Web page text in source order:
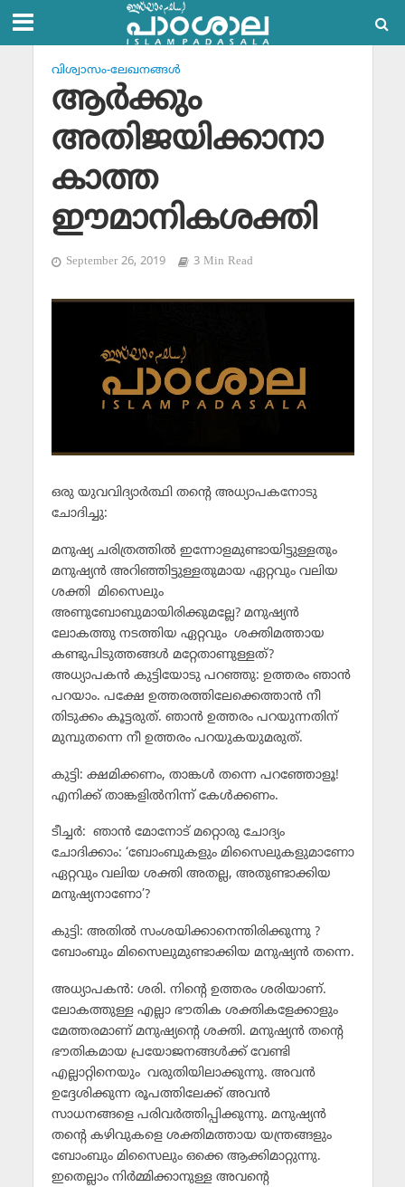
വിശ്വാസം-ലേഖനങ്ങള്‍
ആര്‍ക്കും
അതിജയിക്കാനാ
കാത്ത
ഈമാനികശക്തി
September 26, 2019 3 Min Read
ഒരു യുവവിദ്യാര്‍ത്ഥി തന്റെ അധ്യാപകനോടു
ചോദിച്ചു:
മനുഷ്യ ചരിത്രത്തില്‍ ഇന്നോളമുണ്ടായിട്ടുള്ളതും
മനുഷ്യന്‍ അറിഞ്ഞിട്ടുള്ളതുമായ ഏറ്റവും വലിയ
ശക്തി മിസൈലും
അണുബോബുമായിരിക്കുമല്ലേ? മനുഷ്യന്‍
ലോകത്തു നടത്തിയ ഏറ്റവും ശക്തിമത്തായ
കണ്ടുപിടുത്തങ്ങള്‍ മറ്റേതാണുള്ളത്?
അധ്യാപകന്‍ കുട്ടിയോടു പറഞ്ഞു: ഉത്തരം ഞാന്‍
പറയാം. പക്ഷേ ഉത്തരത്തിലേക്കെത്താന്‍ നീ
തിടുക്കം കൂട്ടരുത്. ഞാന്‍ ഉത്തരം പറയുന്നതിന്
മുമ്പുതന്നെ നീ ഉത്തരം പറയുകയുമരുത്.
കുട്ടി: ക്ഷമിക്കണം, താങ്കള്‍ തന്നെ പറഞ്ഞോളൂ!
എനിക്ക് താങ്കളില്‍നിന്ന് കേള്‍ക്കണം.
ടീച്ചര്‍: ഞാന്‍ മോനോട് മറ്റൊരു ചോദ്യം
ചോദിക്കാം: ‘ബോംബുകളും മിസൈലുകളുമാണോ
ഏറ്റവും വലിയ ശക്തി അതല്ല, അതുണ്ടാക്കിയ
മനുഷ്യനാണോ’?
കുട്ടി: അതില്‍ സംശയിക്കാനെന്തിരിക്കുന്നു ?
ബോംബും മിസൈലുമുണ്ടാക്കിയ മനുഷ്യന്‍ തന്നെ.
അധ്യാപകന്‍: ശരി. നിന്റെ ഉത്തരം ശരിയാണ്.
ലോകത്തുള്ള എല്ലാ ഭൗതിക ശക്തികളേക്കാളും
മേത്തരമാണ് മനുഷ്യന്റെ ശക്തി. മനുഷ്യന്‍ തന്റെ
ഭൗതികമായ പ്രയോജനങ്ങള്‍ക്ക് വേണ്ടി
എല്ലാറ്റിനെയും വരുതിയിലാക്കുന്നു. അവന്‍
ഉദ്ദേശിക്കുന്ന രൂപത്തിലേക്ക് അവന്‍
സാധനങ്ങളെ പരിവര്‍ത്തിപ്പിക്കുന്നു. മനുഷ്യന്‍
തന്റെ കഴിവുകളെ ശക്തിമത്തായ യന്ത്രങ്ങളും
ബോംബും മിസൈലും ഒക്കെ ആക്കിമാറ്റുന്നു.
ഇതെല്ലാം നിര്‍മ്മിക്കാനുള്ള അവന്റെ